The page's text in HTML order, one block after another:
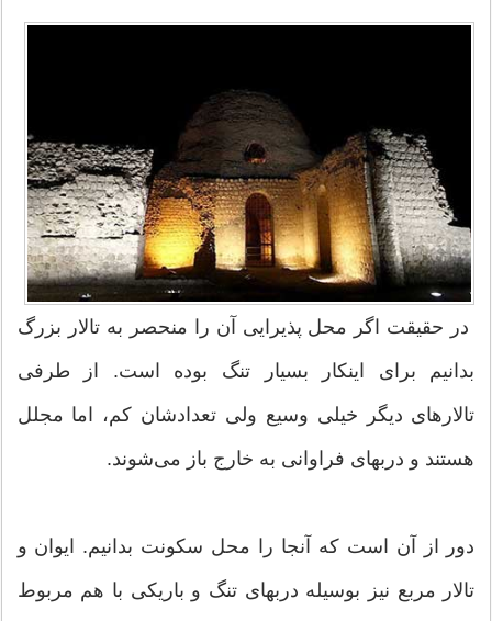
در حقیقت اگر محل پذیرایی آن را منحصر به تالار بزرگ
بدانیم برای اینکار بسیار تنگ بوده است. از طرفی
تالارهای دیگر خیلی وسیع ولی تعدادشان کم، اما مجلل
هستند و دربهای فراوانی به خارج باز می‌شوند.
دور از آن است که آنجا را محل سکونت بدانیم. ایوان و
تالار مربع نیز بوسیله دربهای تنگ و باریکی با هم مربوط